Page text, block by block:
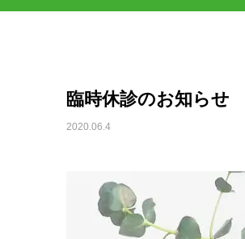
臨時休診のお知らせ
2020.06.4